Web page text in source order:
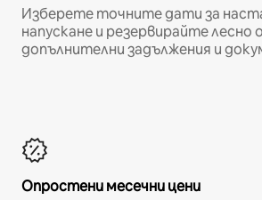
Изберете точните дати за
напускане и резервирайте лесно
допълнителни задължения и
Опростени месечни цени